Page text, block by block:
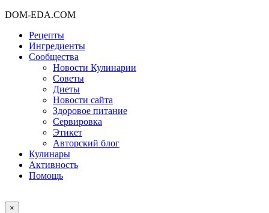
DOM-EDA.COM
Рецепты
Ингредиенты
Сообщества
Новости Кулинарии
Советы
Диеты
Новости сайта
Здоровое питание
Сервировка
Этикет
Авторский блог
Кулинары
Активность
Помощь
×